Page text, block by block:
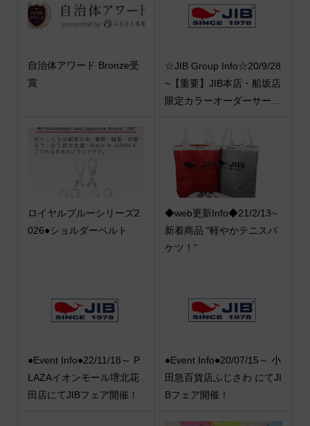
自治体アワード Bronze受
賞
☆JIB Group Info☆20/9/28
~【重要】JIB本店・船坂店
限定カラーオーダーサー...
ロイヤルブルーシリーズ2
026●ショルダーベルト
◆web更新Info◆21/2/13~
新着商品 “軽やかテニスバ
ケツ！”
●Event Info●22/11/18～ P
LAZAイオンモール堺北花
田店にてJIBフェア開催！
●Event Info●20/07/15～ 小
田急百貨店ふじさわ にてJI
Bフェア開催！